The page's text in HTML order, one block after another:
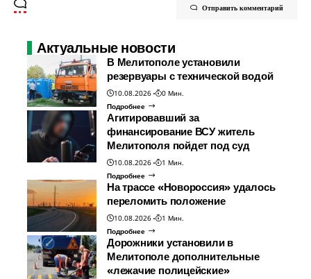
Отправить комментарий
Актуальные новости
В Мелитополе установили
резервуары с технической водой
10.08.2026
0 Мин.
Подробнее
Агитировавший за
финансирование ВСУ житель
Мелитополя пойдет под суд
10.08.2026
1 Мин.
Подробнее
На трассе «Новороссия» удалось
переломить положение
10.08.2026
1 Мин.
Подробнее
Дорожники установили в
Мелитополе дополнительные
«лежачие полицейские»